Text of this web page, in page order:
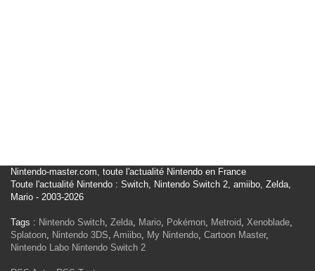
Nintendo-master.com, toute l'actualité Nintendo en France
Toute l'actualité Nintendo : Switch, Nintendo Switch 2, amiibo, Zelda,
Mario - 2003-2026
Tags : Nintendo Switch, Zelda, Mario, Pokémon, Metroid, Xenoblade,
Splatoon, Nintendo 3DS, Amiibo, My Nintendo, Cartoon Master,
Nintendo Labo Nintendo Switch 2